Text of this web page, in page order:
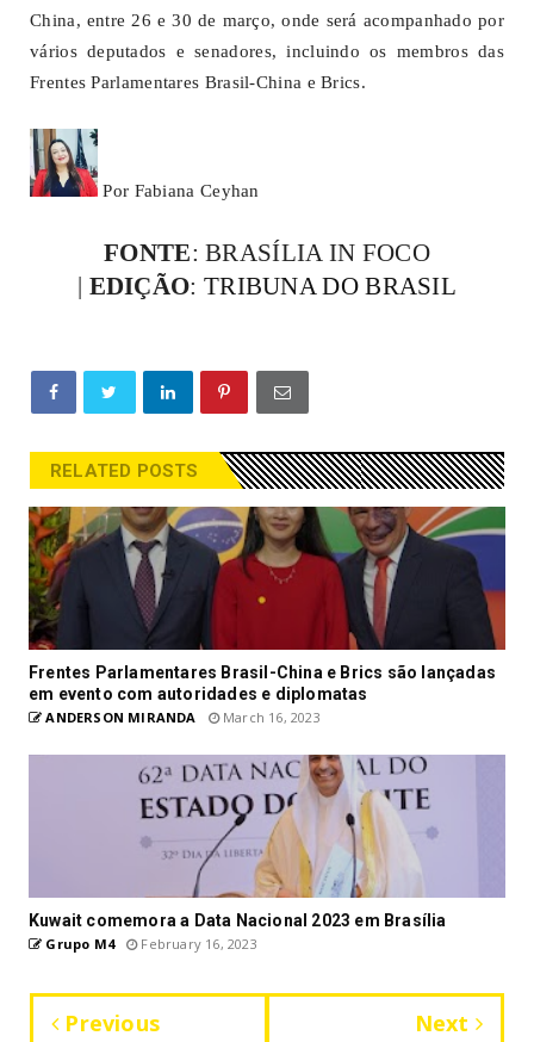
China, entre 26 e 30 de março, onde será acompanhado por
vários deputados e senadores, incluindo os membros das
Frentes Parlamentares Brasil-China e Brics.
Por Fabiana Ceyhan
FONTE: BRASÍLIA IN FOCO
| EDIÇÃO: TRIBUNA DO BRASIL
RELATED POSTS
Frentes Parlamentares Brasil-China e Brics são lançadas
em evento com autoridades e diplomatas
ANDERSON MIRANDA March 16, 2023
Kuwait comemora a Data Nacional 2023 em Brasília
Grupo M4 February 16, 2023
Previous Next